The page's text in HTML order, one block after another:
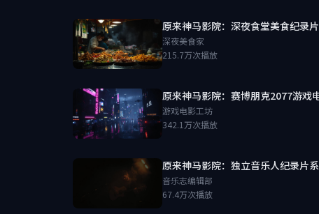
原来神马影院：深夜食堂美食纪录片
深夜美食家
215.7万次播放
原来神马影院：赛博朋克2077游戏
游戏电影工坊
342.1万次播放
原来神马影院：独立音乐人纪录片
音乐志编辑部
67.4万次播放